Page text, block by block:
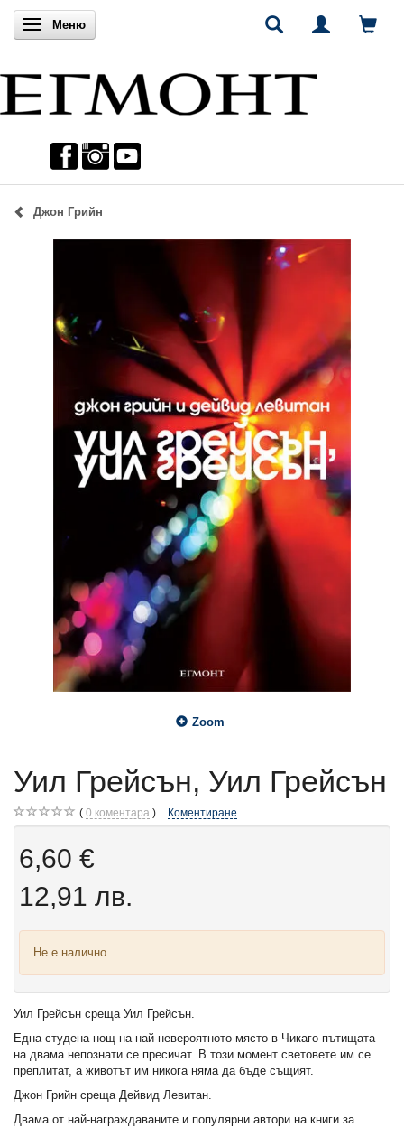
Включи навигацията
Меню
Джон Грийн
Zoom
Уил Грейсън, Уил Грейсън
0 коментара Коментиране
6,60 €
12,91 лв.
Не е налично
Уил Грейсън среща Уил Грейсън.
Една студена нощ на най-невероятното място в Чикаго пътищата
на двама непознати се пресичат. В този момент световете им се
преплитат, а животът им никога няма да бъде същият.
Джон Грийн среща Дейвид Левитан.
Двама от най-награждаваните и популярни автори на книги за